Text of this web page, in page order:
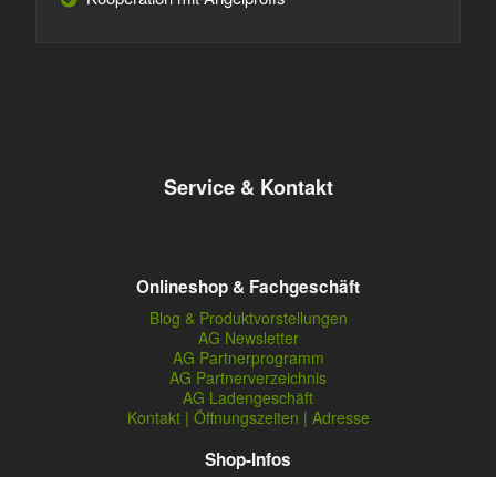
Service & Kontakt
Onlineshop & Fachgeschäft
Blog & Produktvorstellungen
AG Newsletter
AG Partnerprogramm
AG Partnerverzeichnis
AG Ladengeschäft
Kontakt | Öffnungszeiten | Adresse
Shop-Infos